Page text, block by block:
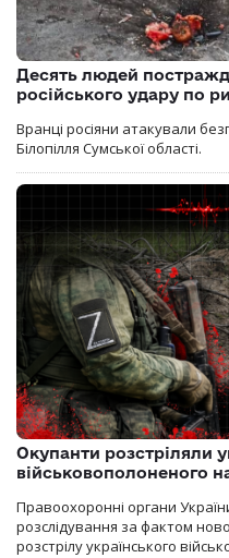
Десять людей
російського удару по
Вранці росіяни атакували
Білопілля Сумської області.
Окупанти розстріляли
військовополоненого
Правоохоронні органи
розслідування за фактом
розстрілу українського